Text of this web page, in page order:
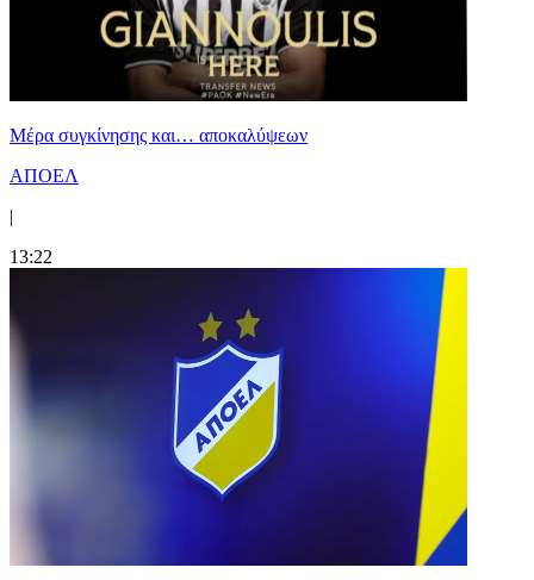
Mέρα συγκίνησης και… αποκαλύψεων
ΑΠΟΕΛ
|
13:22